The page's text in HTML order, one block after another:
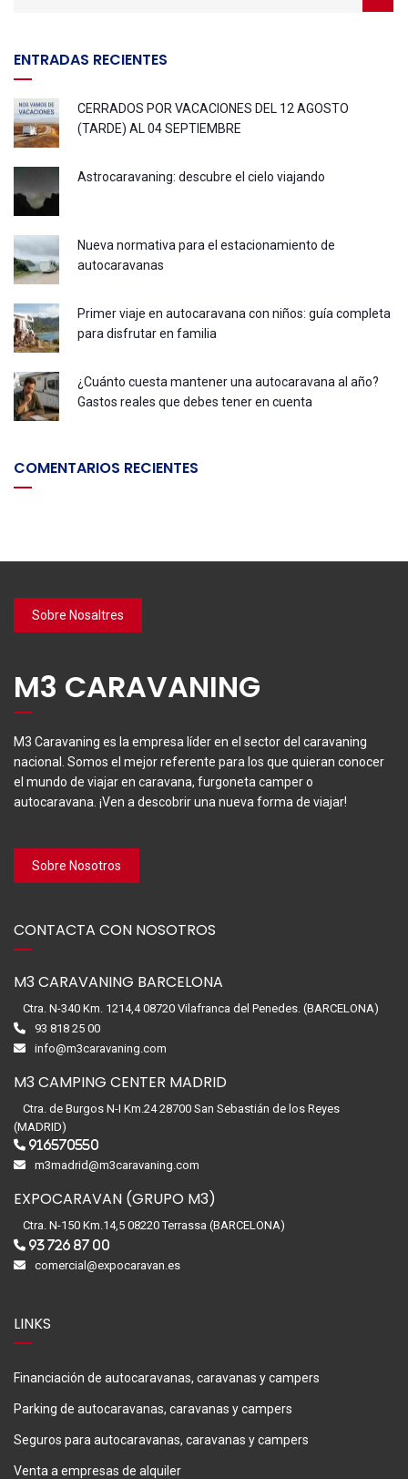
ENTRADAS RECIENTES
CERRADOS POR VACACIONES DEL 12 AGOSTO
(TARDE) AL 04 SEPTIEMBRE
Astrocaravaning: descubre el cielo viajando
Nueva normativa para el estacionamiento de
autocaravanas
Primer viaje en autocaravana con niños: guía completa
para disfrutar en familia
¿Cuánto cuesta mantener una autocaravana al año?
Gastos reales que debes tener en cuenta
COMENTARIOS RECIENTES
Sobre Nosaltres
M3 CARAVANING
M3 Caravaning es la empresa líder en el sector del caravaning
nacional. Somos el mejor referente para los que quieran conocer
el mundo de viajar en caravana, furgoneta camper o
autocaravana. ¡Ven a descobrir una nueva forma de viajar!
Sobre Nosotros
CONTACTA CON NOSOTROS
M3 CARAVANING BARCELONA
Ctra. N-340 Km. 1214,4 08720 Vilafranca del Penedes. (BARCELONA)
93 818 25 00
info@m3caravaning.com
M3 CAMPING CENTER MADRID
Ctra. de Burgos N-I Km.24 28700 San Sebastián de los Reyes
(MADRID)
916570550
m3madrid@m3caravaning.com
EXPOCARAVAN (GRUPO M3)
Ctra. N-150 Km.14,5 08220 Terrassa (BARCELONA)
93 726 87 00
comercial@expocaravan.es
LINKS
Financiación de autocaravanas, caravanas y campers
Parking de autocaravanas, caravanas y campers
Seguros para autocaravanas, caravanas y campers
Venta a empresas de alquiler